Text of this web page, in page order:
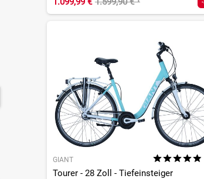
GIANT
Tourer - 28 Zoll - Tiefeinsteiger